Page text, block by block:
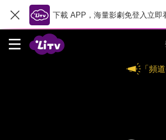
下載 APP，海量影劇免登入立即
「頻